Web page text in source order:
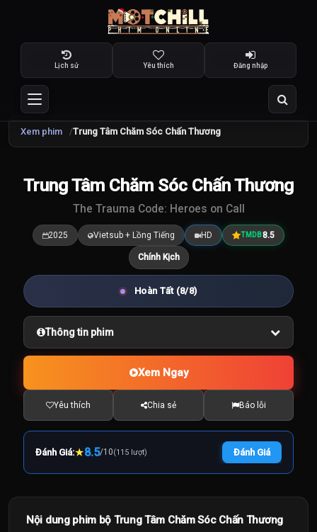
Lịch sử Yêu thích Đăng nhập
Xem phim Trung Tâm Chăm Sóc Chấn Thương
8.5
Trung Tâm Chăm Sóc Chấn Thương
The Trauma Code: Heroes on Call
2025 Vietsub + Lồng Tiếng HD TMDB8.5
Chính Kịch
Hoàn Tất (8/8)
Thông tin phim
Xem Ngay
Yêu thích Chia sẻ Báo lỗi
Đánh Giá:★8.5/10(115 lượt) Đánh Giá
Nội dung phim bộ Trung Tâm Chăm Sóc Chấn Thương